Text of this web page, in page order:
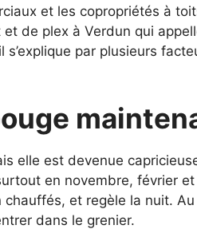
et les copropriétés à
de plex à Verdun qui
par plusieurs
elle est devenue
en novembre, février
chauffés, et regèle la nuit.
dans le grenier.